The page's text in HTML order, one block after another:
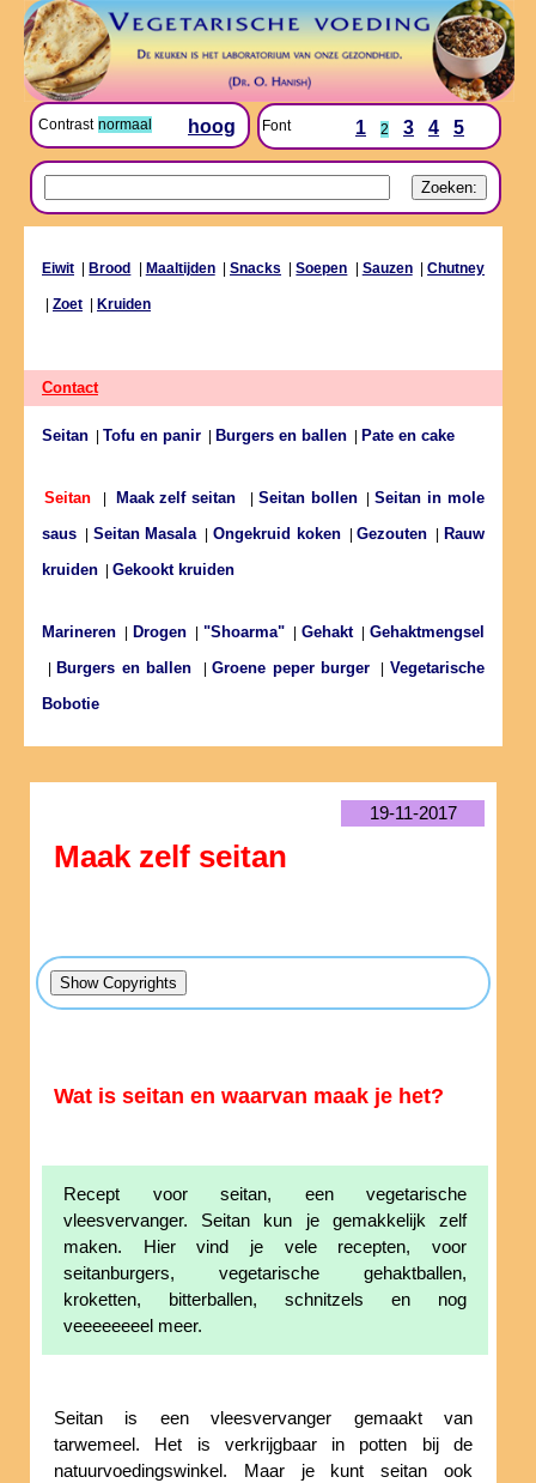
Contrast normaal hoog Font 1 2 3 4 5
Eiwit Brood Maaltijden|Snacks |Soepen Sauzen|Chutney
Zoet Kruiden
Contact
Seitan Tofu en panir Burgers en ballen Pate en cake
Seitan Maak zelf seitan Seitan bollen|Seitan in mole
saus
Seitan Masala|Ongekruid koken|Gezouten
Rauw
kruiden
Gekookt kruiden
Marineren Drogen "Shoarma" Gehakt|Gehaktmengsel
Burgers en ballen |Groene peper burger |Vegetarische
Bobotie
19-11-2017
Maak zelf seitan
Wat is seitan en waarvan maak je het?
Recept voor seitan, een vegetarische
vleesvervanger. Seitan kun je gemakkelijk zelf
maken. Hier vind je vele recepten, voor
seitanburgers, vegetarische gehaktballen,
kroketten, bitterballen, schnitzels en nog
veeeeeeeel meer.
Seitan is een vleesvervanger gemaakt van
tarwemeel. Het is verkrijgbaar in potten bij de
natuurvoedingswinkel. Maar je kunt seitan ook